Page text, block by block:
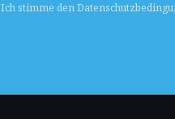
Ich stimme den